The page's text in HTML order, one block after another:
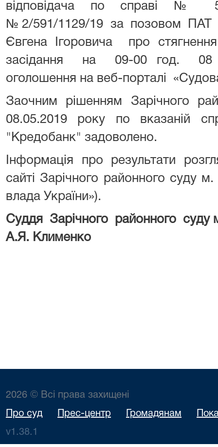
відповідача по справі №
№2/591/1129/19 за позовом ПАТ
Євгена Ігоровича про
засідання на 09-00 год. 08
оголошення на веб-порталі
Заочним рішенням Зарічного
08.05.2019 року по вказаній
"Кредобанк" задоволено.
Інформація про результати
сайті Зарічного районного суду
влада України»).
Суддя Зарічного
А.Я. Клименко
2026 © Всі права захищені
Про суд Прес-центр Громадянам
v1.38.1